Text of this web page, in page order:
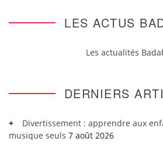
LES ACTUS
Les actualités
DERNIERS
Divertissement : apprendre aux
musique seuls 7 août 2026